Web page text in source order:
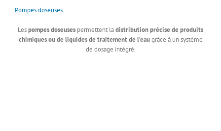
Pompes doseuses
Lespompes doseuses permettent ladistribution précise de produits
chimiques ou de liquides de traitement de l’eaugrâce à un système
de dosage intégré.